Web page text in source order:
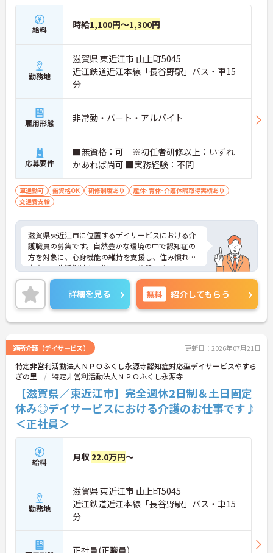
給料 時給1,100円～1,300円
勤務地
滋賀県 東近江市 山上町5045
近江鉄道近江本線「長谷野駅」バス・車15
分
雇用形態 非常勤・パート・アルバイト
応募要件
■無資格：可 ※初任者研修以上：いずれ
かあれば尚可 ■実務経験：不問
車通勤可 無資格OK 研修制度あり
産休･育休･介護休暇取得実績あり
交通費支給
滋賀県東近江市に位置するデイサービスにおける介
護職員の募集です。自然豊かな環境の中で認知症の
方を対象に、心身機能の維持を支援し、住み慣れた
自宅での生活継続を目指している施設です。
土日は固定休み＆勤務日数は週2日～相談可能です。
プライベートとのメリハリのある働き方ができま
す。また、新しく介護業務をスタートさせたい方に
もおすすめの求人です。
ご興味のある方には、面接対策ポイントなど、さら
い！
詳細を見る 無料 紹介してもらう
通所介護（デイサービス） 更新日：2026年07月21日
特定非営利活動法人ＮＰＯふくし永源寺認知症対応型デイサービスやすら
ぎの里
特定非営利活動法人ＮＰＯふくし永源寺
【滋賀県／東近江市】完全週休2日制＆土日固定
休み◎デイサービスにおける介護のお仕事です♪
＜正社員＞
給料 月収 22.0万円～
勤務地
滋賀県 東近江市 山上町5045
近江鉄道近江本線「長谷野駅」バス・車15
分
正社員(正職員)